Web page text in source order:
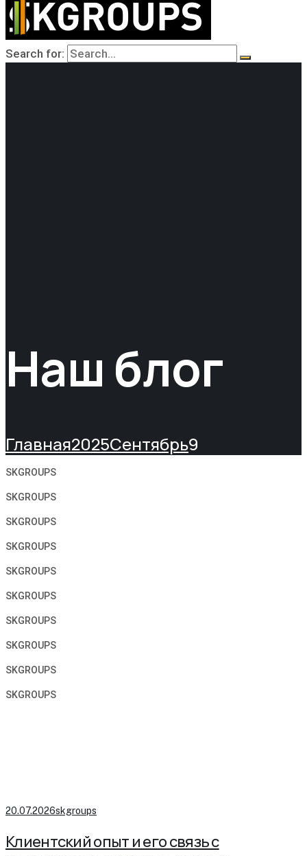
Search for:
Наш блог
Главная2025Сентябрь9
SKGROUPS
SKGROUPS
SKGROUPS
SKGROUPS
SKGROUPS
SKGROUPS
SKGROUPS
SKGROUPS
SKGROUPS
SKGROUPS
20.07.2026skgroups
Клиентский опыт и его связь с